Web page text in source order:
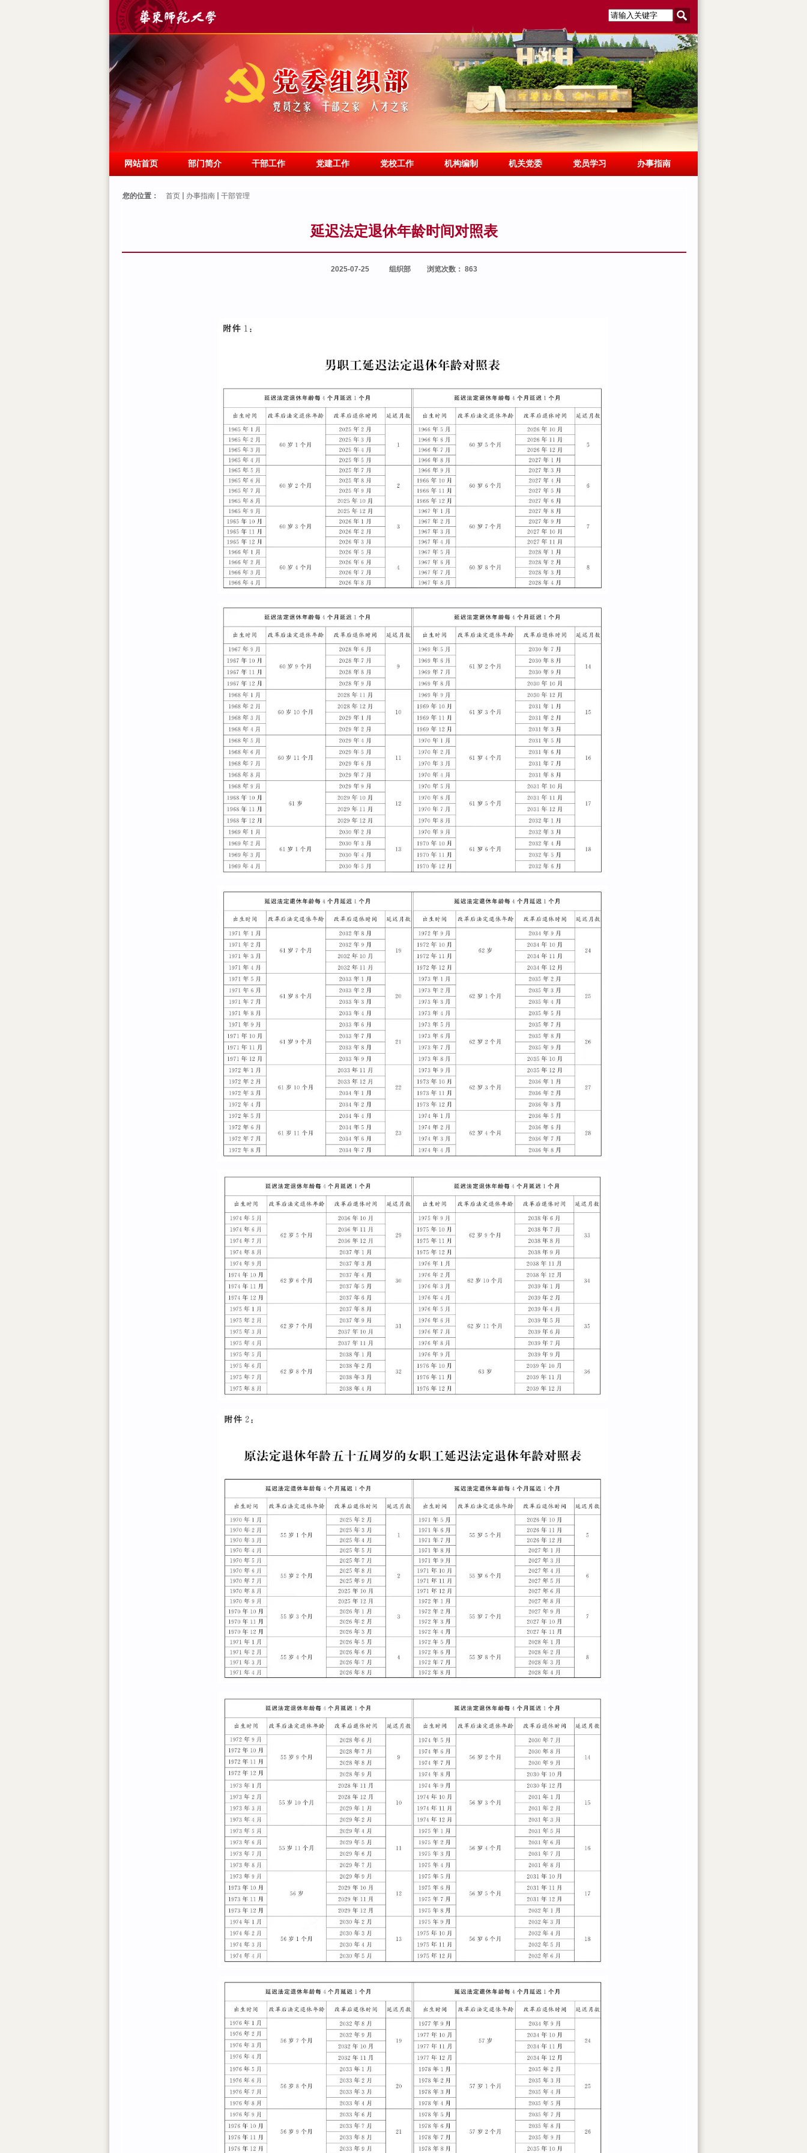
网站首页 部门简介 干部工作 党建工作 党校工作 机构编制 机关党委 党员学习 办事指南
您的位置： 首页 办事指南 干部管理
延迟法定退休年龄时间对照表
2025-07-25 组织部 浏览次数 ： 863